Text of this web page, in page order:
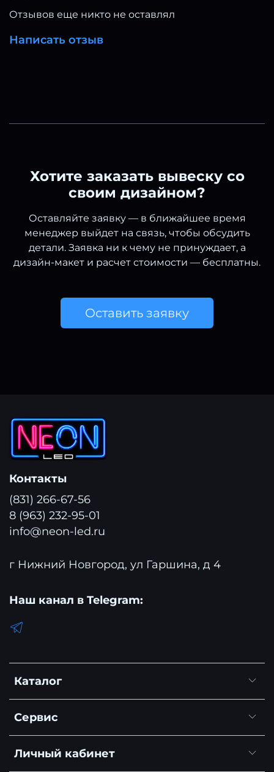
удобство монтажа и аккуратный внешний вид.
Отзывов еще никто не оставлял
Написать отзыв
Хотите заказать вывеску со
своим дизайном?
Оставляйте заявку — в ближайшее время
менеджер выйдет на связь, чтобы обсудить
детали. Заявка ни к чему не принуждает, а
дизайн-макет и расчет стоимости — бесплатны.
Оставить заявку
Каталог
Сервис
Личный кабинет
Контакты
(831) 266-67-56
8 (963) 232-95-01
info@neon-led.ru
г Нижний Новгород, ул Гаршина, д 4
Наш канал в Telegram: